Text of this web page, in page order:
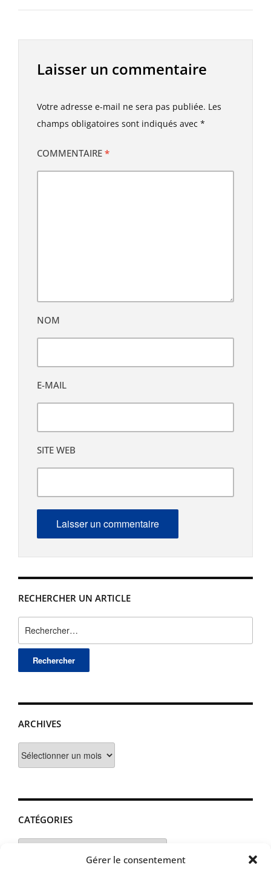
Gérer le consentement
RECHERCHER UN ARTICLE
ARCHIVES
CATÉGORIES
Catégories
Laisser un commentaire
Votre adresse e-mail ne sera pas publiée. Les
champs obligatoires sont indiqués avec *
COMMENTAIRE *
NOM
E-MAIL
SITE WEB